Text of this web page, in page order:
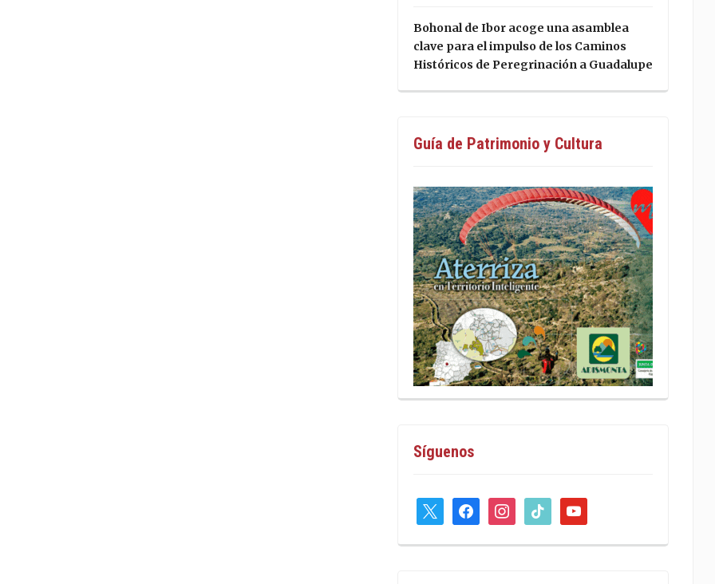
Bohonal de Ibor acoge una asamblea
clave para el impulso de los Caminos
Históricos de Peregrinación a Guadalupe
Guía de Patrimonio y Cultura
Síguenos
facebookinstagram
tiktok youtube